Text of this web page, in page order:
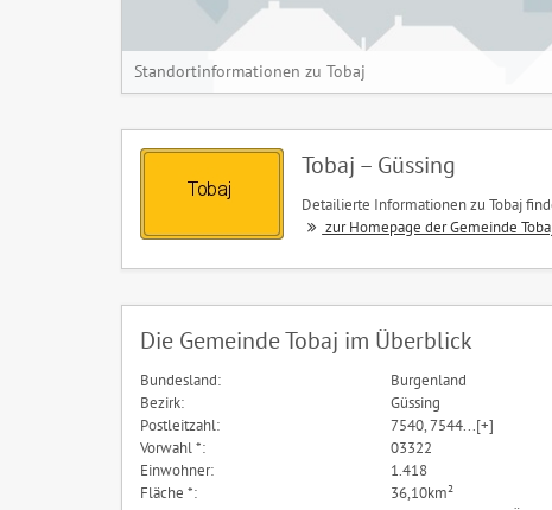
Standortinformationen zu Tobaj
Tobaj – Güssing
Detailierte Informationen zu Tobaj
zur Homepage der Gemeinde
Die Gemeinde Tobaj im Überblick
Bundesland:
Burgenland
Bezirk:
Güssing
Postleitzahl:
7540, 7544...[+]
Vorwahl *:
03322
Einwohner:
1.418
Fläche *:
36,10km²